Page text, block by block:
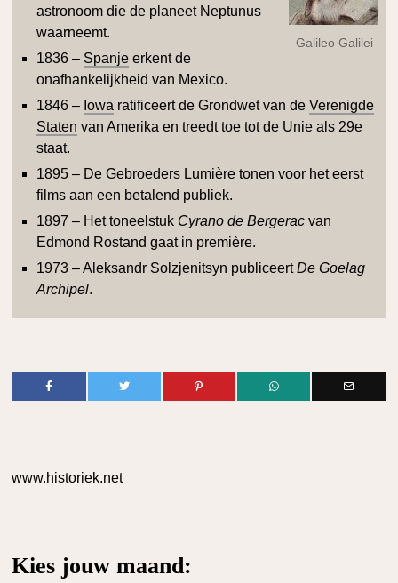
Galileo Galilei
astronoom die de planeet Neptunus
waarneemt.
1836 – Spanje erkent de
onafhankelijkheid van Mexico.
1846 – Iowa ratificeert de Grondwet van deVerenigde
Staten van Amerika en treedt toe tot de Unie als 29e
staat.
1895 – De Gebroeders Lumière tonen voor het eerst
films aan een betalend publiek.
1897 – Het toneelstuk Cyrano de Bergerac van
Edmond Rostand gaat in première.
1973 – Aleksandr Solzjenitsyn publiceertDe Goelag
Archipel.
www.historiek.net
Kies jouw maand: